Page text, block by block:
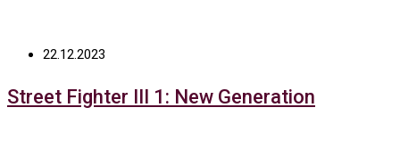
22.12.2023
Street Fighter III 1: New Generation